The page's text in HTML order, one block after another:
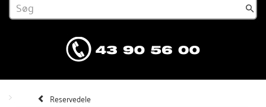
Reservedele